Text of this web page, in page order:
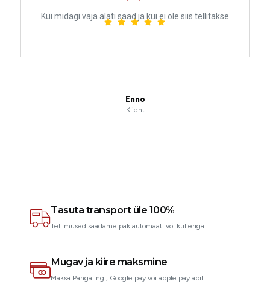
Enno
Klient
Kui midagi vaja alati saad ja kui ei ole siis tellitakse
Tasuta transport üle 100%
Tellimused saadame pakiautomaati või kulleriga
Mugav ja kiire maksmine
Maksa Pangalingi, Google pay või apple pay abil